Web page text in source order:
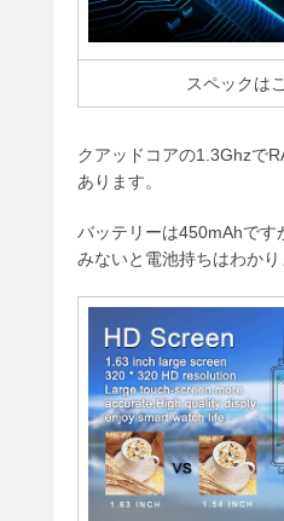
スペックは
クアッドコアの1.3Ghzで
あります。
バッテリーは450mAhです
みないと電池持ちはわかり